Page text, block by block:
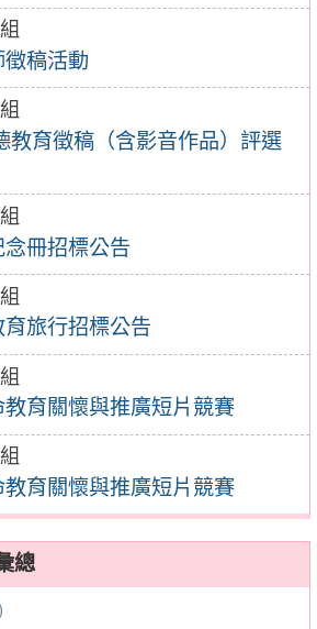
稿活動
教育徵稿（含影音作品）評選
冊招標公告
旅行招標公告
育關懷與推廣短片競賽
育關懷與推廣短片競賽
總